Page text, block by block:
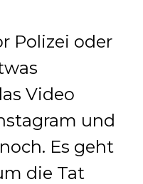
Polizei oder
Video
und
Es geht
die Tat